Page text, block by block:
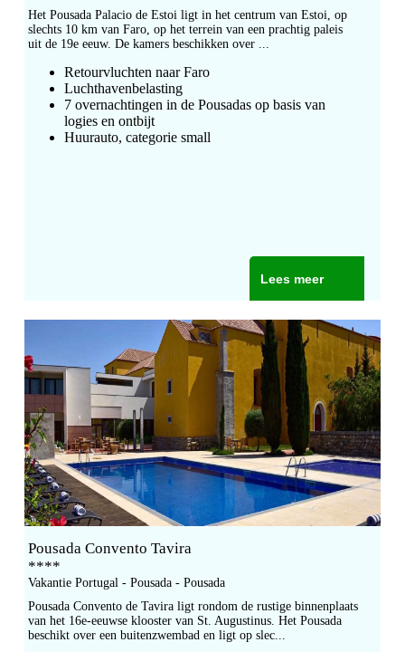
Het Pousada Palacio de Estoi ligt in het centrum van Estoi, op
slechts 10 km van Faro, op het terrein van een prachtig paleis
uit de 19e eeuw. De kamers beschikken over ...
Retourvluchten naar Faro
Luchthavenbelasting
7 overnachtingen in de Pousadas op basis van
logies en ontbijt
Huurauto, categorie small
Lees meer
Pousada Convento Tavira
****
Vakantie Portugal - Pousada - Pousada
Pousada Convento de Tavira ligt rondom de rustige binnenplaats
van het 16e-eeuwse klooster van St. Augustinus. Het Pousada
beschikt over een buitenzwembad en ligt op slec...